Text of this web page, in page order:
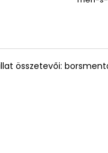
összetevői: